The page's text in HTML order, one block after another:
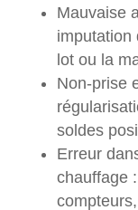
Mauvaise
imputation
lot ou la
Non-prise
soldes
Erreur
chauffage